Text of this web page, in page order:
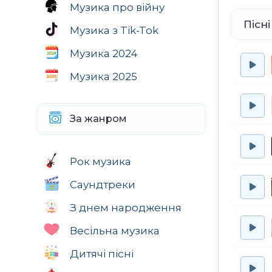
Музика про війну
Музика з Tik-Tok
Музика 2024
Музика 2025
За жанром
Рок музика
Саундтреки
З днем народження
Весільна музика
Дитячі пісні
За
А
А
Так
Так
Щоб
Гай